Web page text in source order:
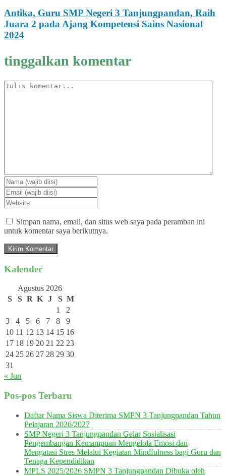
Antika, Guru SMP Negeri 3 Tanjungpandan, Raih
Juara 2 pada Ajang Kompetensi Sains Nasional
2024
tinggalkan komentar
Simpan nama, email, dan situs web saya pada peramban ini
untuk komentar saya berikutnya.
Kalender
Agustus 2026
S
S R K J S M
1
2
3
4 5 6 7 8
9
10 11 12 13 14 15 16
17 18 19 20 21 22 23
24 25 26 27 28 29 30
31
« Jun
Pos-pos Terbaru
Daftar Nama Siswa Diterima SMPN 3 Tanjungpandan Tahun
Pelajaran 2026/2027
SMP Negeri 3 Tanjungpandan Gelar Sosialisasi
Pengembangan Kemampuan Mengelola Emosi dan
Mengatasi Stres Melalui Kegiatan Mindfulness bagi Guru dan
Tenaga Kependidikan
MPLS 2025/2026 SMPN 3 Tanjungpandan Dibuka oleh